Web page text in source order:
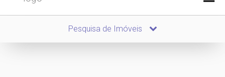
Pesquisa de Imóveis